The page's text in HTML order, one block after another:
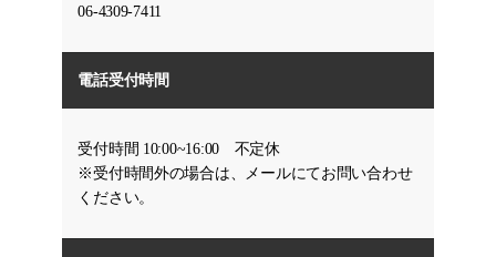
06-4309-7411
電話受付時間
受付時間 10:00~16:00 不定休
※受付時間外の場合は、メールにてお問い合わせ
ください。